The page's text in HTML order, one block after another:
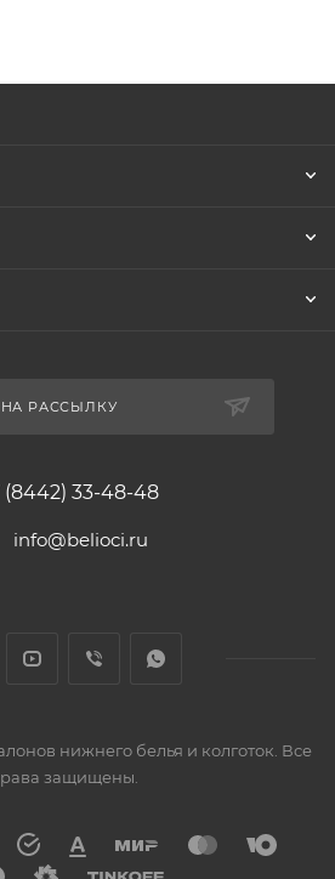
РАССЫЛКУ
(8442) 33-48-48
info@belioci.ru
нижнего белья и колготок. Все
защищены.